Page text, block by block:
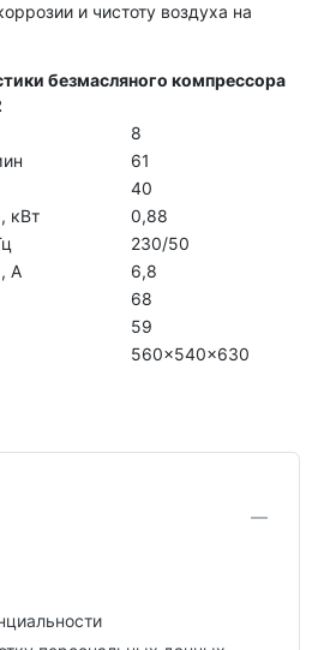
и чистоту воздуха на
безмасляного компрессора
8
61
40
кВт
0,88
230/50
А
6,8
68
59
560×540×630